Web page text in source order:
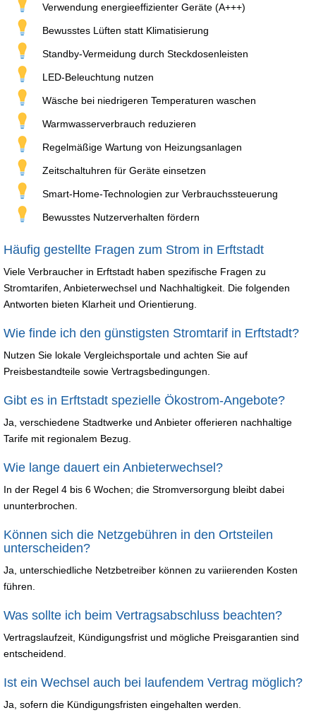
Verwendung energieeffizienter Geräte (A+++)
Bewusstes Lüften statt Klimatisierung
Standby-Vermeidung durch Steckdosenleisten
LED-Beleuchtung nutzen
Wäsche bei niedrigeren Temperaturen waschen
Warmwasserverbrauch reduzieren
Regelmäßige Wartung von Heizungsanlagen
Zeitschaltuhren für Geräte einsetzen
Smart-Home-Technologien zur Verbrauchssteuerung
Bewusstes Nutzerverhalten fördern
Häufig gestellte Fragen zum Strom in Erftstadt
Viele Verbraucher in Erftstadt haben spezifische Fragen zu
Stromtarifen, Anbieterwechsel und Nachhaltigkeit. Die folgenden
Antworten bieten Klarheit und Orientierung.
Wie finde ich den günstigsten Stromtarif in Erftstadt?
Nutzen Sie lokale Vergleichsportale und achten Sie auf
Preisbestandteile sowie Vertragsbedingungen.
Gibt es in Erftstadt spezielle Ökostrom-Angebote?
Ja, verschiedene Stadtwerke und Anbieter offerieren nachhaltige
Tarife mit regionalem Bezug.
Wie lange dauert ein Anbieterwechsel?
In der Regel 4 bis 6 Wochen; die Stromversorgung bleibt dabei
ununterbrochen.
Können sich die Netzgebühren in den Ortsteilen
unterscheiden?
Ja, unterschiedliche Netzbetreiber können zu variierenden Kosten
führen.
Was sollte ich beim Vertragsabschluss beachten?
Vertragslaufzeit, Kündigungsfrist und mögliche Preisgarantien sind
entscheidend.
Ist ein Wechsel auch bei laufendem Vertrag möglich?
Ja, sofern die Kündigungsfristen eingehalten werden.